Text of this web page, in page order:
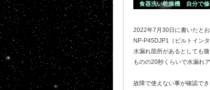
食器洗い乾燥機 自分で修
2022年7月30日に書いたと
NP-P45DJP1（ビルトイン
水漏れ箇所があるとしても
ものの20秒くらいで水漏れ
故障で使えない事が確認で